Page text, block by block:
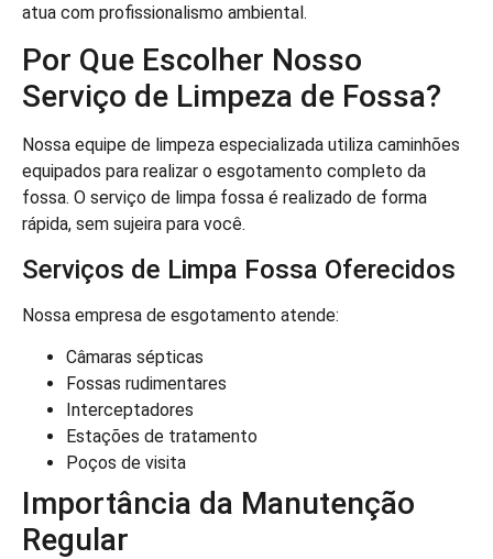
atua com profissionalismo ambiental.
Por Que Escolher Nosso
Serviço de Limpeza de Fossa?
Nossa equipe de limpeza especializada utiliza caminhões
equipados para realizar o esgotamento completo da
fossa. O serviço de limpa fossa é realizado de forma
rápida, sem sujeira para você.
Serviços de Limpa Fossa Oferecidos
Nossa empresa de esgotamento atende:
Câmaras sépticas
Fossas rudimentares
Interceptadores
Estações de tratamento
Poços de visita
Importância da Manutenção
Regular